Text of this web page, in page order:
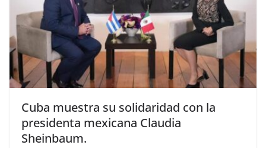
Cuba muestra su solidaridad con la
presidenta mexicana Claudia
Sheinbaum.